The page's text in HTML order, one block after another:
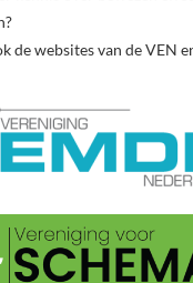
de websites van de VEN